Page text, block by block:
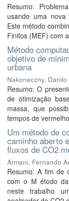
Resumo:
usando uma nova
Este método
Finitos (MEF) com
Método
objetivo de
urbana
Nakoneczny,
Resumo: O
de otimização
massa, que
tempos de
Um método de
caminho aberto
fluxos de CO2
Armani, Fernando
Resumo: A fim de
com o M étodo
neste trabalho